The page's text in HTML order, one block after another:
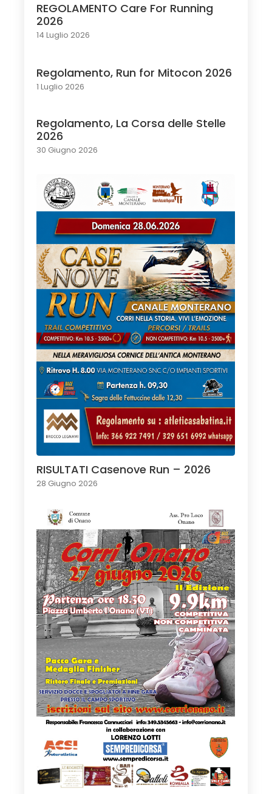
REGOLAMENTO Care For Running
2026
14 Luglio 2026
Regolamento, Run for Mitocon 2026
1 Luglio 2026
Regolamento, La Corsa delle Stelle
2026
30 Giugno 2026
RISULTATI Casenove Run – 2026
28 Giugno 2026